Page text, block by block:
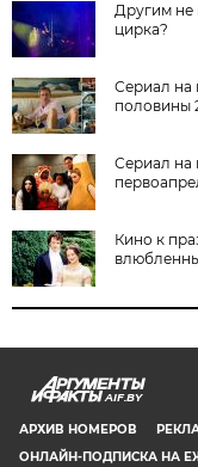
Другим не
цирка?
Сериал на
половины
Сериал на
Кино к
AIF.BY
АРХИВ НОМЕРОВ
ОНЛАЙН-ПОДПИСКА НА